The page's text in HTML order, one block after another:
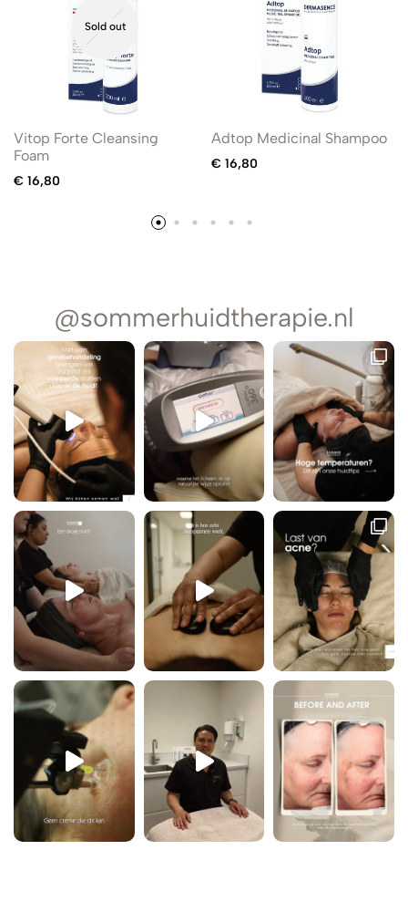
Sold out
Vitop Forte Cleansing
Foam
€ 16,80
Adtop Medicinal Shampoo
€ 16,80
@sommerhuidtherapie.nl